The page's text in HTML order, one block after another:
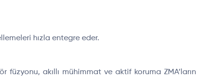
hızla entegre eder.
akıllı mühimmat ve aktif koruma ZMA’ların